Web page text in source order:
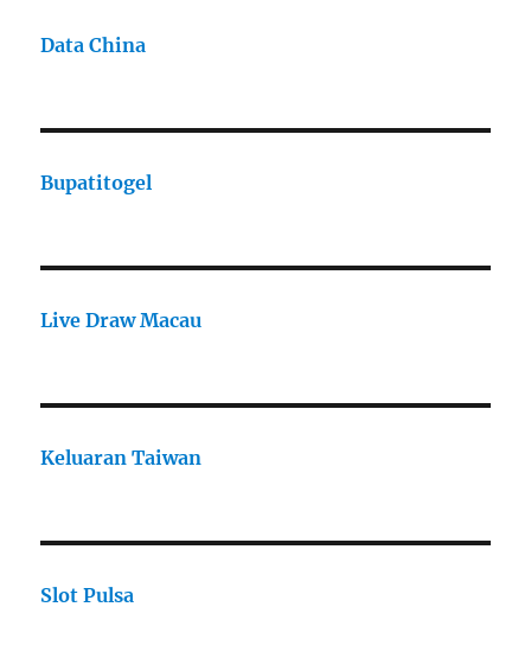
Data China
Bupatitogel
Live Draw Macau
Keluaran Taiwan
Slot Pulsa